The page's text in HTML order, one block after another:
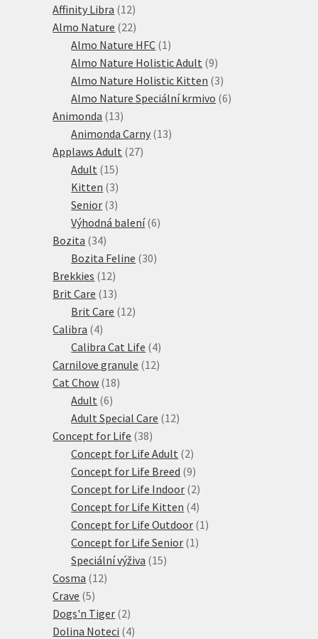
Affinity Libra 1212
produktů
Almo Nature 2222
produktů
Almo Nature HFC 1 1
produkt
Almo Nature Holistic Adult 99
produktů
Almo Nature Holistic Kitten 33
produkty
Almo Nature Speciální krmivo 66
Animonda 1313
produktů
Animonda Carny 1313
Applaws Adult 2727
Adult 1515
produktů
Kitten 33
produkty
Senior 33
produkty
Výhodná balení 66
Bozita 3434
produktů
Bozita Feline 3030
Brekkies 1212
produktů
Brit Care 1313
produktů
Brit Care 1212
Calibra 44
produkty
Calibra Cat Life 44
produkty
Carnilove granule 1212
Cat Chow 1818
Adult 66
produktů
Adult Special Care 1212
Concept for Life 3838
produktů
Concept for Life Adult 22
produkty
Concept for Life Breed 99
produktů
Concept for Life Indoor 22
produkty
Concept for Life Kitten 44
produkty
Concept for Life Outdoor 1 1
Concept for Life Senior 1 1
Speciální výživa 1515
Cosma 1212
Crave 55
produktů
Dogs'n Tiger 22
produkty
Dolina Noteci 44